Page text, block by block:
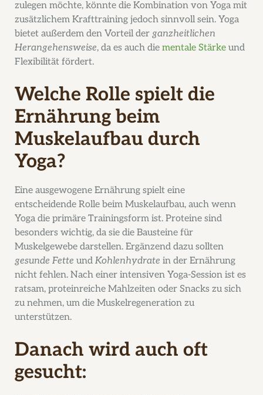
zulegen möchte, könnte die Kombination von Yoga mit
zusätzlichem Krafttraining jedoch sinnvoll sein. Yoga
bietet außerdem den Vorteil der ganzheitlichen
Herangehensweise, da es auch die mentale Stärke und
Flexibilität fördert.
Welche Rolle spielt die
Ernährung beim
Muskelaufbau durch
Yoga?
Eine ausgewogene Ernährung spielt eine
entscheidende Rolle beim Muskelaufbau, auch wenn
Yoga die primäre Trainingsform ist. Proteine sind
besonders wichtig, da sie die Bausteine für
Muskelgewebe darstellen. Ergänzend dazu sollten
gesunde Fette und Kohlenhydrate in der Ernährung
nicht fehlen. Nach einer intensiven Yoga-Session ist es
ratsam, proteinreiche Mahlzeiten oder Snacks zu sich
zu nehmen, um die Muskelregeneration zu
unterstützen.
Danach wird auch oft
gesucht: